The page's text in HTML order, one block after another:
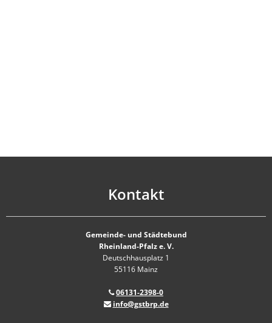
Kontakt
Gemeinde- und Städtebund
Rheinland-Pfalz e. V.
Deutschhausplatz 1
55116 Mainz
06131-2398-0
info@gstbrp.de